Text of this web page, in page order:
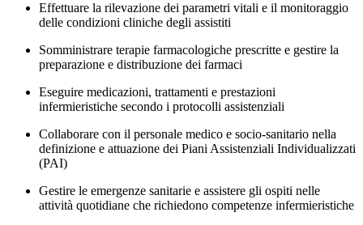
Effettuare la rilevazione dei parametri vitali e il monitoraggio
delle condizioni cliniche degli assistiti
Somministrare terapie farmacologiche prescritte e gestire la
preparazione e distribuzione dei farmaci
Eseguire medicazioni, trattamenti e prestazioni
infermieristiche secondo i protocolli assistenziali
Collaborare con il personale medico e socio-sanitario nella
definizione e attuazione dei Piani Assistenziali Individualizzati
(PAI)
Gestire le emergenze sanitarie e assistere gli ospiti nelle
attività quotidiane che richiedono competenze infermieristiche